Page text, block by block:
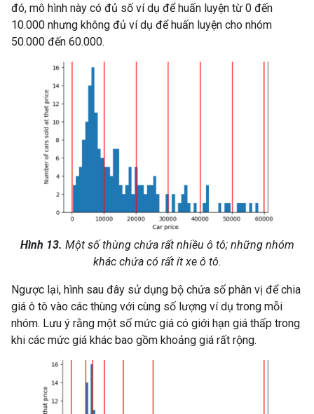
đó, mô hình này có đủ số ví dụ để huấn luyện từ 0 đến
10.000 nhưng không đủ ví dụ để huấn luyện cho nhóm
50.000 đến 60.000.
Hình 13. Một số thùng chứa rất nhiều ô tô; những nhóm
khác chứa có rất ít xe ô tô.
Ngược lại, hình sau đây sử dụng bộ chứa số phân vị để chia
giá ô tô vào các thùng với cùng số lượng ví dụ trong mỗi
nhóm. Lưu ý rằng một số mức giá có giới hạn giá thấp trong
khi các mức giá khác bao gồm khoảng giá rất rộng.